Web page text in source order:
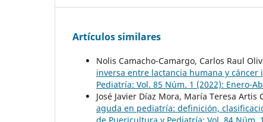
Artículos similares
Nolis Camacho-Camargo, Carlos Raul
inversa entre lactancia humana y cáncer
Pediatría: Vol. 85 Núm. 1 (2022): Enero-
José Javier Díaz Mora, María Teresa
aguda en pediatría: definición,
de Puericultura y Pediatría: Vol. 84 Núm.